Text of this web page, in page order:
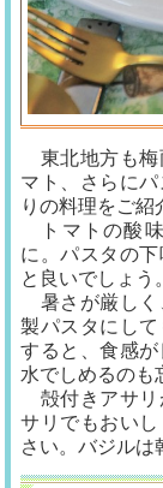
東北地方も梅
マト、さらに
りの料理をご紹
トマトの酸
に。パスタの
と良いでしょう。
暑さが厳しく
製パスタにし
すると、食感
水でしめるのも
殻付きアサリ
サリでもおい
さい。バジルは